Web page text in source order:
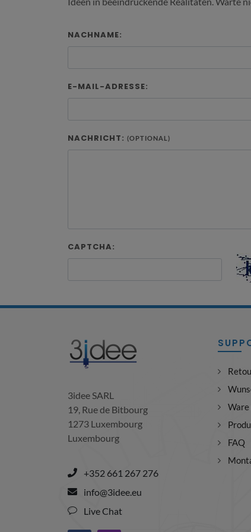
NACHNAME:
E-MAIL-ADRESSE:
NACHRICHT: (OPTIONAL)
CAPTCHA:
3idee SARL
19, Rue de Bitbourg
1273 Luxembourg
Luxembourg
+352 661 267 276
info@3idee.eu
Live Chat
Ware
FAQ